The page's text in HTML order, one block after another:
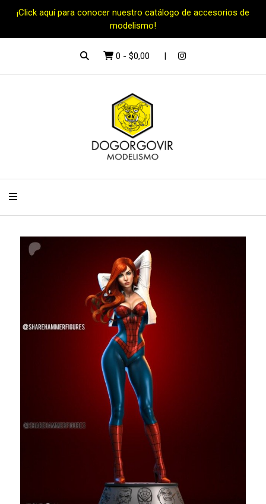
¡Click aquí para conocer nuestro catálogo de accesorios de
modelismo!
0 - $0,00